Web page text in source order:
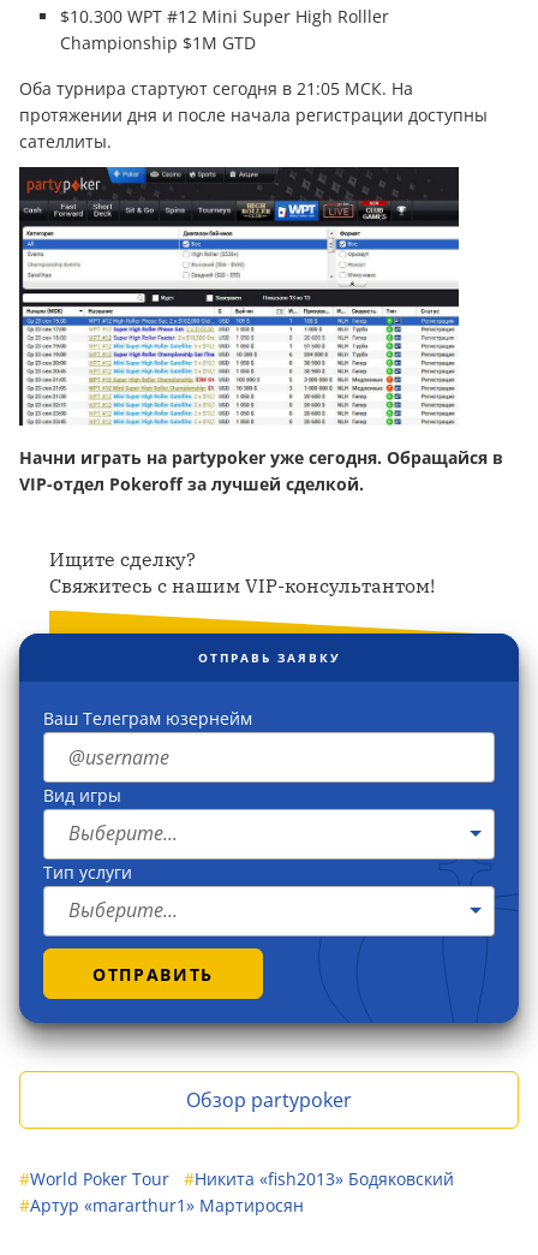
$10.300 WPT #12 Mini Super High Rolller
Championship $1M GTD
Оба турнира стартуют сегодня в 21:05 МСК. На
протяжении дня и после начала регистрации доступны
сателлиты.
Начни играть на partypoker уже сегодня. Обращайся в
VIP-отдел Pokeroff за лучшей сделкой.
Ищите сделку?
Свяжитесь с нашим VIP-консультантом!
ОТПРАВЬ ЗАЯВКУ
Ваш Телеграм юзернейм
Вид игры
Выберите...
Тип услуги
Выберите...
ОТПРАВИТЬ
Обзор partypoker
#World Poker Tour #Никита «fish2013» Бодяковский
#Артур «mararthur1» Мартиросян